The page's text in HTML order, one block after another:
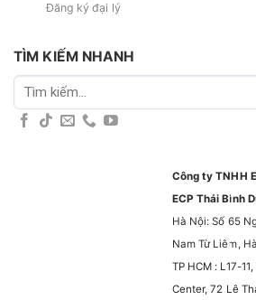
Đăng ký đại lý
TÌM KIẾM NHANH
Tìm
kiếm:
Công ty TNHH
ECP Thái Bình
Hà Nội: Số 65
Nam Từ Liêm,
TP HCM : L17-
Center, 72 Lê